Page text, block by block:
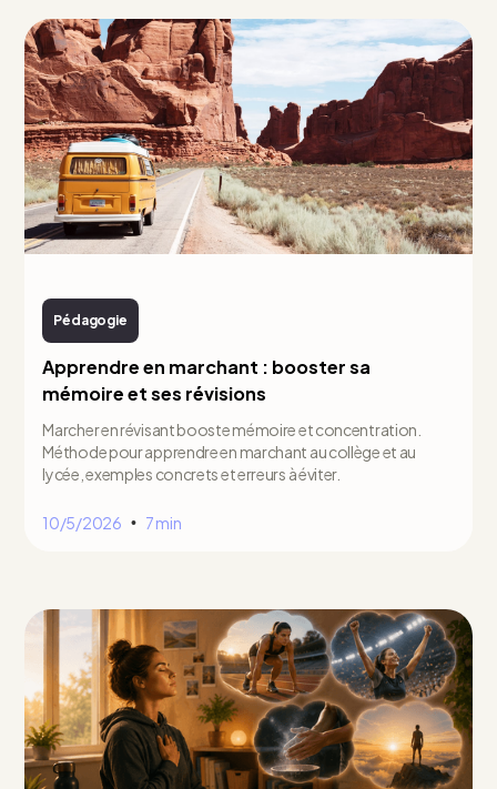
Pédagogie
Apprendre en marchant : booster sa
mémoire et ses révisions
Marcher en révisant booste mémoire et concentration.
Méthode pour apprendre en marchant au collège et au
lycée, exemples concrets et erreurs à éviter.
10/5/2026 • 7 min